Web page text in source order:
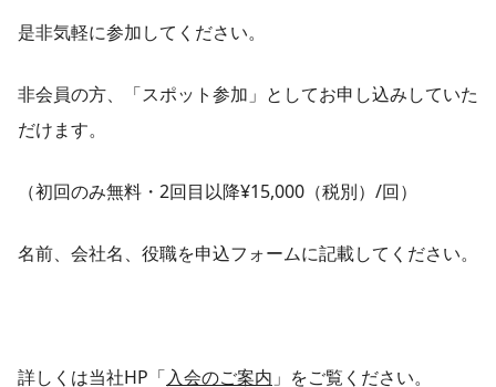
是非気軽に参加してください。
非会員の方、「スポット参加」としてお申し込みしていた
だけます。
（初回のみ無料・2回目以降¥15,000（税別）/回）
名前、会社名、役職を申込フォームに記載してください。
詳しくは当社HP「入会のご案内 」をご覧ください。